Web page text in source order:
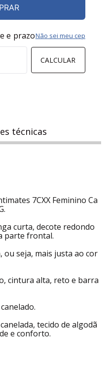
e prazo
CALCULAR
Não sei meu cep
técnicas
7CXX Feminino Ca
curta, decote redondo
parte frontal.
ou seja, mais justa ao cor
cintura alta, reto e barra
tecido de algodã
e conforto.